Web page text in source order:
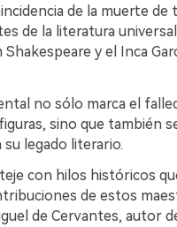
de la muerte de
de la literatura
y el Inca
no sólo marca el
sino que también
legado literario.
con hilos históricos
de estos
de Cervantes, autor